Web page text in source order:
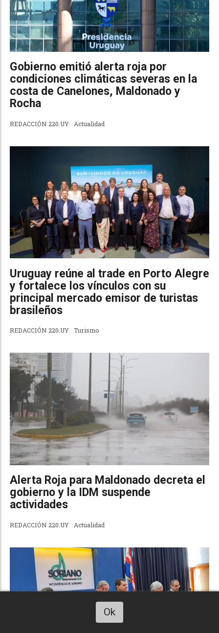
Gobierno emitió alerta roja por
condiciones climáticas severas en la
costa de Canelones, Maldonado y
Rocha
REDACCIÓN 220.UY Actualidad
Uruguay reúne al trade en Porto Alegre
y fortalece los vínculos con su
principal mercado emisor de turistas
brasileños
REDACCIÓN 220.UY Turismo
Alerta Roja para Maldonado decreta el
gobierno y la IDM suspende
actividades
REDACCIÓN 220.UY Actualidad
Ok
Escucha este art. 220uy